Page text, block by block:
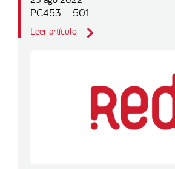
PC453 – 501
Leer artículo